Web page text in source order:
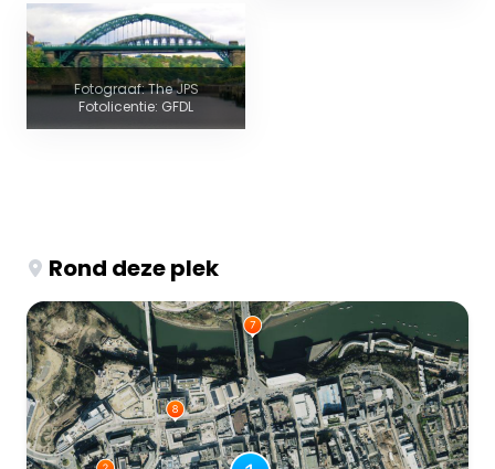
Fotograaf: The JPS
Fotolicentie: GFDL
Rond deze plek